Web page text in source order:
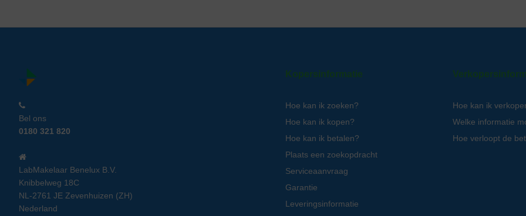
Bel ons
0180 321 820
LabMakelaar Benelux B.V.
Knibbelweg 18C
NL-2761 JE Zevenhuizen (ZH)
Nederland
Kopersinformatie
Hoe kan ik zoeken?
Hoe kan ik kopen?
Hoe kan ik betalen?
Plaats een zoekopdracht
Serviceaanvraag
Garantie
Leveringsinformatie
Hoe kan ik
Welke informatie
Hoe verloopt de